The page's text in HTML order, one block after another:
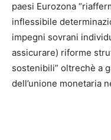
paesi Eurozona
inflessibile
impegni sovrani
assicurare) riforme
sostenibili” oltrechè a
dell’unione monetaria